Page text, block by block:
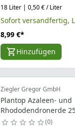
18 Liter | 0,50 € / Liter
Sofort versandfertig,
8,99 €*
Hinzufügen
Ziegler Gregor GmbH
Plantop Azaleen- und
Rhododendronerde
0